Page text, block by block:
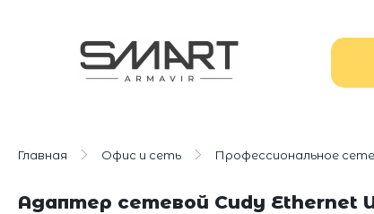
Главная Офис и сеть Профессиональное
Адаптер сетевой Cudy Ethernet